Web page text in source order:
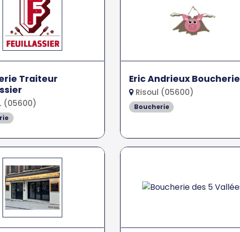
Traiteur
(05600)
Eric Andrieux Boucherie
Risoul (05600)
Boucherie